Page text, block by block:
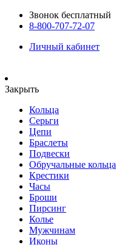
Звонок бесплатный
8-800-707-72-07
Личный кабинет
Закрыть
Кольца
Серьги
Цепи
Браслеты
Подвески
Обручальные кольца
Крестики
Часы
Броши
Пирсинг
Колье
Мужчинам
Иконы